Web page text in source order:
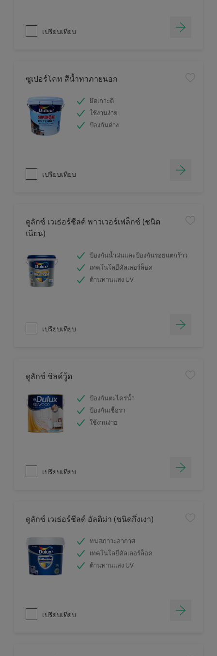
เปรียบเทียบ
ซูเปอร์โคท สีน้ำทาภายนอก
ยึดเกาะดี
ใช้งานง่าย
ป้องกันด่าง
เปรียบเทียบ
ดูลักซ์ เวเธ่อร์ชีลด์ พาวเวอร์เฟล็กซ์ (ชนิด
เนียน)
ป้องกันน้ำฝนและป้องกันรอยแตกร้าว
เทคโนโลยีคัลเลอร์ล็อค
ต้านทานแสง UV
เปรียบเทียบ
ดูลักซ์ ซิลค์วู้ด
ป้องกันตะไคร่น้ำ
ป้องกันเชื้อรา
ใช้งานง่าย
เปรียบเทียบ
ดูลักซ์ เวเธ่อร์ชีลด์ อัลติม่า (ชนิดกึ่งเงา)
ทนสภาวะอากาศ
เทคโนโลยีคัลเลอร์ล็อค
ต้านทานแสง UV
เปรียบเทียบ